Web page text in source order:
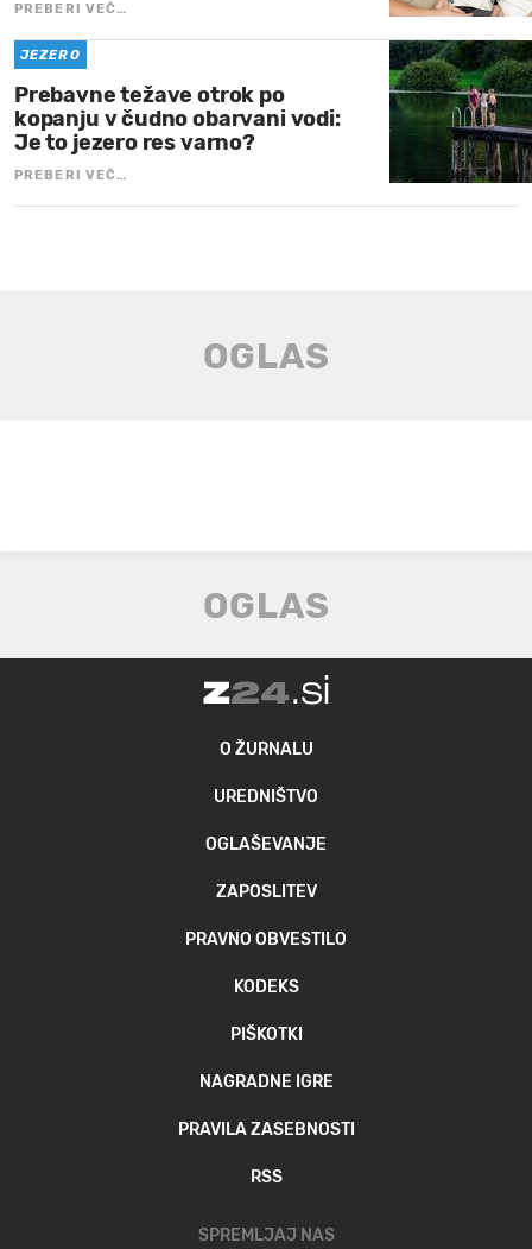
PREBERI VEČ…
JEZERO
Prebavne težave otrok po
kopanju v čudno obarvani vodi:
Je to jezero res varno?
PREBERI VEČ…
O ŽURNALU
UREDNIŠTVO
OGLAŠEVANJE
ZAPOSLITEV
PRAVNO OBVESTILO
KODEKS
PIŠKOTKI
NAGRADNE IGRE
PRAVILA ZASEBNOSTI
RSS
SPREMLJAJ NAS